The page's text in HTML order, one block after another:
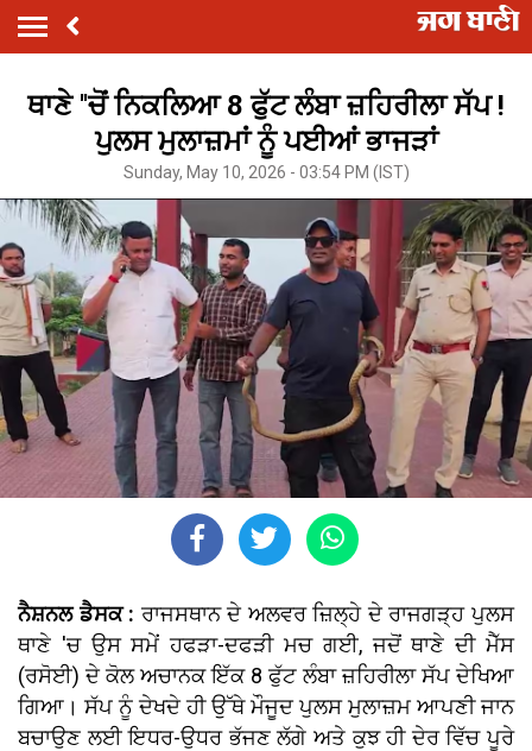
ਥਾਣੇ ''ਚੋਂ ਨਿਕਲਿਆ 8 ਫੁੱਟ ਲੰਬਾ ਜ਼ਹਿਰੀਲਾ ਸੱਪ !
ਪੁਲਸ ਮੁਲਾਜ਼ਮਾਂ ਨੂੰ ਪਈਆਂ ਭਾਜੜਾਂ
Sunday, May 10, 2026 - 03:54 PM (IST)
ਨੈਸ਼ਨਲ ਡੈਸਕ : ਰਾਜਸਥਾਨ ਦੇ ਅਲਵਰ ਜ਼ਿਲ੍ਹੇ ਦੇ ਰਾਜਗੜ੍ਹ ਪੁਲਸ
ਥਾਣੇ 'ਚ ਉਸ ਸਮੇਂ ਹਫੜਾ-ਦਫੜੀ ਮਚ ਗਈ, ਜਦੋਂ ਥਾਣੇ ਦੀ ਮੈੱਸ
(ਰਸੋਈ) ਦੇ ਕੋਲ ਅਚਾਨਕ ਇੱਕ 8 ਫੁੱਟ ਲੰਬਾ ਜ਼ਹਿਰੀਲਾ ਸੱਪ ਦੇਖਿਆ
ਗਿਆ। ਸੱਪ ਨੂੰ ਦੇਖਦੇ ਹੀ ਉੱਥੇ ਮੌਜੂਦ ਪੁਲਸ ਮੁਲਾਜ਼ਮ ਆਪਣੀ ਜਾਨ
ਬਚਾਉਣ ਲਈ ਇਧਰ-ਉਧਰ ਭੱਜਣ ਲੱਗੇ ਅਤੇ ਕੁਝ ਹੀ ਦੇਰ ਵਿੱਚ ਪੂਰੇ